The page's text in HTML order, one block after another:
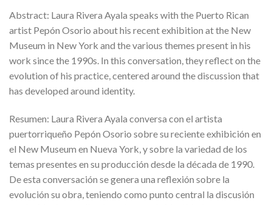
Abstract: Laura Rivera Ayala speaks with the Puerto Rican
artist Pepón Osorio about his recent exhibition at the New
Museum in New York and the various themes present in his
work since the 1990s. In this conversation, they reflect on the
evolution of his practice, centered around the discussion that
has developed around identity.
Resumen: Laura Rivera Ayala conversa con el artista
puertorriqueño Pepón Osorio sobre su reciente exhibición en
el New Museum en Nueva York, y sobre la variedad de los
temas presentes en su producción desde la década de 1990.
De esta conversación se genera una reflexión sobre la
evolución su obra, teniendo como punto central la discusión